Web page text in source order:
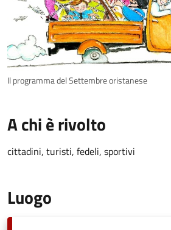
Il programma del Settembre oristanese
A chi è rivolto
cittadini, turisti, fedeli, sportivi
Luogo